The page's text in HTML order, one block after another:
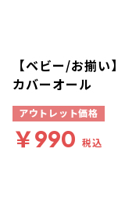
【ベビー/お揃
カバーオール
アウトレット価格
￥990 税込